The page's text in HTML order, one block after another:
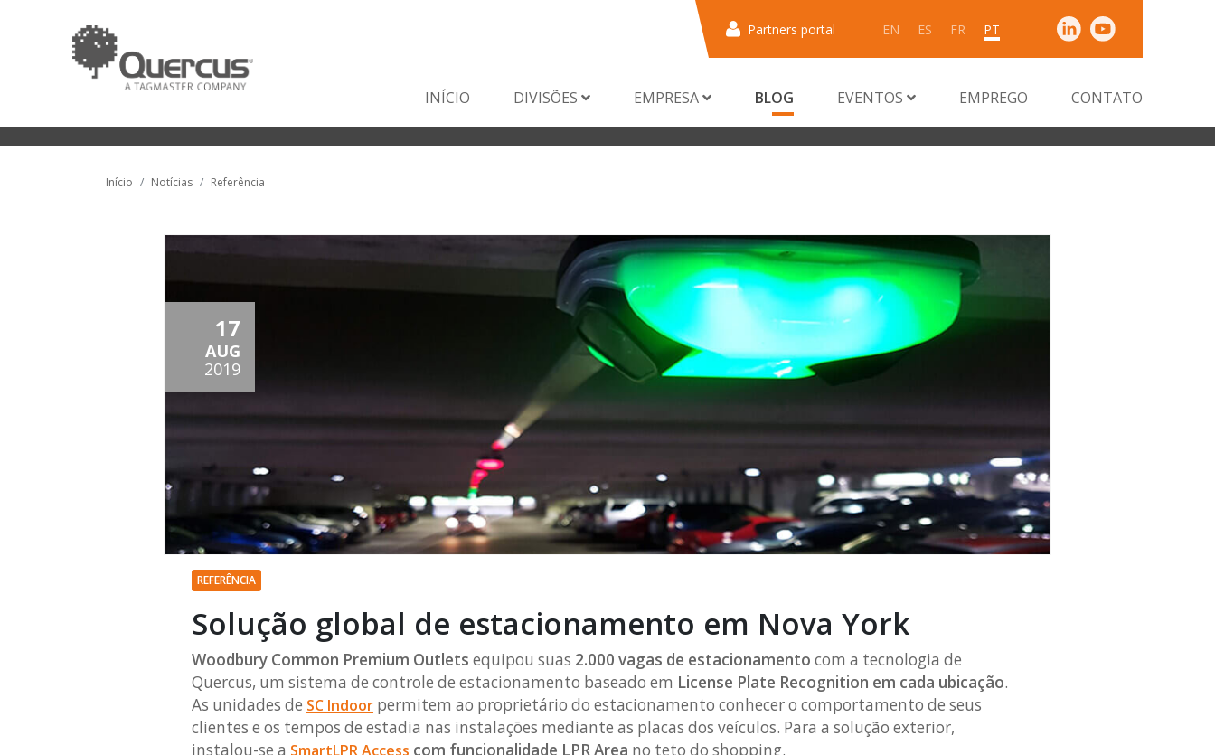
Partners portal EN ES FR PT
INÍCIO DIVISÕES EMPRESA BLOG EVENTOS EMPREGO CONTATO
Início Notícias Referência
17
AUG
2019
REFERÊNCIA
Solução global de estacionamento em Nova York
Woodbury Common Premium Outlets equipou suas 2.000 vagas de estacionamento com a tecnologia de
Quercus, um sistema de controle de estacionamento baseado em License Plate Recognition em cada ubicação.
As unidades de SC Indoor permitem ao proprietário do estacionamento conhecer o comportamento de seus
clientes e os tempos de estadia nas instalações mediante as placas dos veículos. Para a solução exterior,
instalou-se a SmartLPR Access com funcionalidade LPR Area no teto do shopping.